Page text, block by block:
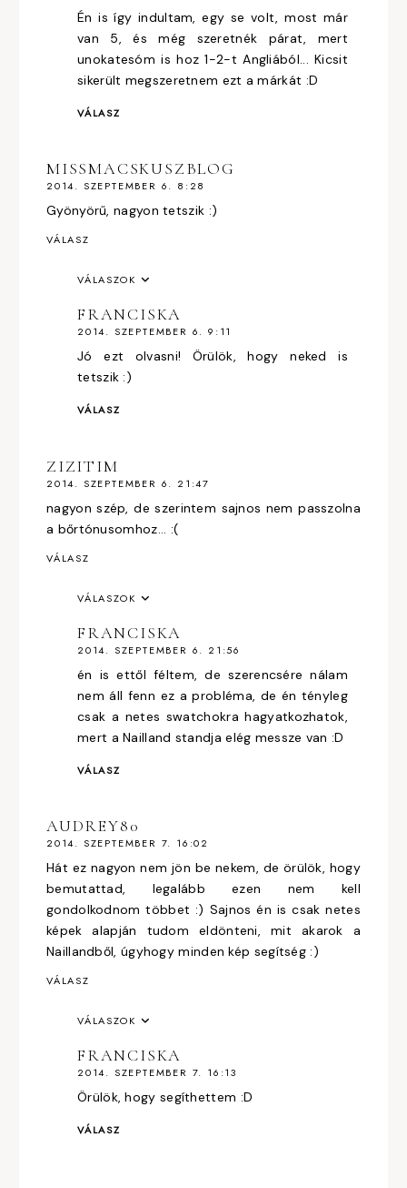
Én is így indultam, egy se volt, most már
van 5, és még szeretnék párat, mert
unokatesóm is hoz 1-2-t Angliából... Kicsit
sikerült megszeretnem ezt a márkát :D
VÁLASZ
MISSMACSKUSZBLOG
2014. SZEPTEMBER 6. 8:28
Gyönyörű, nagyon tetszik :)
VÁLASZ
VÁLASZOK
FRANCISKA
2014. SZEPTEMBER 6. 9:11
Jó ezt olvasni! Örülök, hogy neked is
tetszik :)
VÁLASZ
ZIZITIM
2014. SZEPTEMBER 6. 21:47
nagyon szép, de szerintem sajnos nem passzolna
a bőrtónusomhoz... :(
VÁLASZ
VÁLASZOK
FRANCISKA
2014. SZEPTEMBER 6. 21:56
én is ettől féltem, de szerencsére nálam
nem áll fenn ez a probléma, de én tényleg
csak a netes swatchokra hagyatkozhatok,
mert a Nailland standja elég messze van :D
VÁLASZ
AUDREY80
2014. SZEPTEMBER 7. 16:02
Hát ez nagyon nem jön be nekem, de örülök, hogy
bemutattad, legalább ezen nem kell
gondolkodnom többet :) Sajnos én is csak netes
képek alapján tudom eldönteni, mit akarok a
Naillandből, úgyhogy minden kép segítség :)
VÁLASZ
VÁLASZOK
FRANCISKA
2014. SZEPTEMBER 7. 16:13
Örülök, hogy segíthettem :D
VÁLASZ